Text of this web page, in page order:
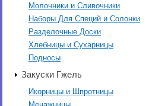
Молочники и Сливочники
Наборы Для Специй и Солонки
Разделочные Доски
Хлебницы и Сухарницы
Подносы
Закуски Гжель
Икорницы и Шпротницы